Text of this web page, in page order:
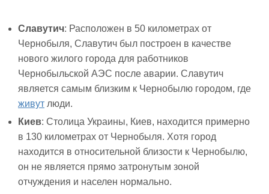
Славутич: Расположен в 50 километрах от
Чернобыля, Славутич был построен в качестве
нового жилого города для работников
Чернобыльской АЭС после аварии. Славутич
является самым близким к Чернобылю городом, где
живут люди.
Киев: Столица Украины, Киев, находится примерно
в 130 километрах от Чернобыля. Хотя город
находится в относительной близости к Чернобылю,
он не является прямо затронутым зоной
отчуждения и населен нормально.